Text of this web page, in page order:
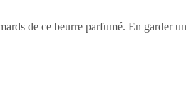
de ce beurre parfumé. En garder